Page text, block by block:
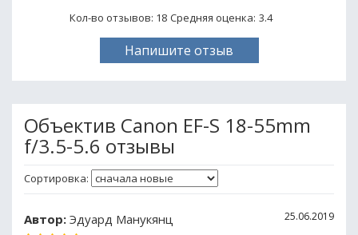
Кол-во отзывов: 18 Средняя оценка: 3.4
Напишите отзыв
Объектив Canon EF-S 18-55mm
f/3.5-5.6 отзывы
Сортировка:
Автор: Эдуард Манукянц 25.06.2019